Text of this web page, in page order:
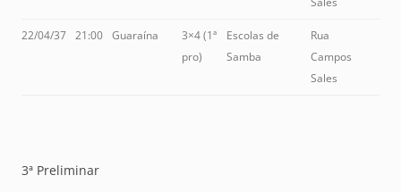
22/04/37 21:00 Guaraína
3×4 (1ª
pro)
Escolas de
Samba
Rua
Campos
Sales
3ª Preliminar